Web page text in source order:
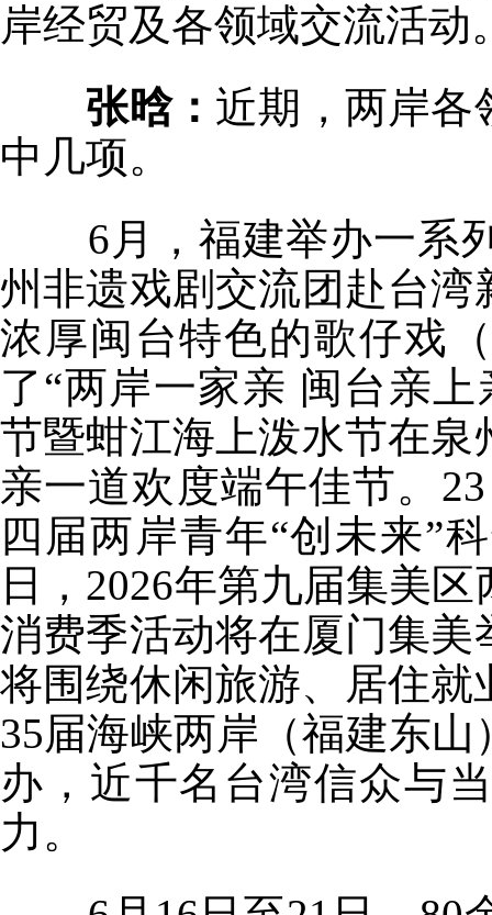
岸经贸及各领域交流活动
张晗： 近期，两岸各
中几项。
6月，福建举办一系列
州非遗戏剧交流团赴台
浓厚闽台特色的歌仔戏
了“两岸一家亲 闽台亲
节暨蚶江海上泼水节在
亲一道欢度端午佳节。
四届两岸青年“创未来”
日，2026年第九届集美
消费季活动将在厦门集
将围绕休闲旅游、居住
35届海峡两岸（福建东
办，近千名台湾信众与
力。